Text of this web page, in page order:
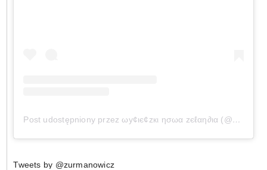
Post udostępniony przez ωу¢ιє¢zкι ησωα zєℓαη∂ια (@wycieczkinowazelandia)
Tweets by @zurmanowicz